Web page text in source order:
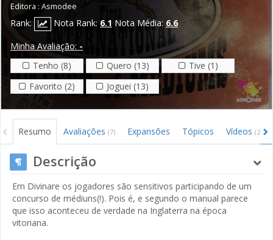
Editora : Asmodee
Rank: Nota Rank: 6.1 Nota Média: 6.6
Minha Avaliação: -
Tenho (8)
Quero (13)
Tive (1)
Favorito (2)
Joguei (13)
Resumo Avaliações (7) Expansões Tópicos Vídeos (2)
Descrição
Em Divinare os jogadores são sensitivos participando de um
concurso de médiuns(!). Pois é, e segundo o manual parece
que isso aconteceu de verdade na Inglaterra na época
vitoriana.